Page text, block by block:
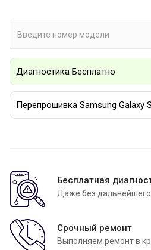
Диагностика Бесплатно
Перепрошивка Samsung Galaxy
Бесплатная
Даже без
Срочный ремонт
Выполняем ремонт в